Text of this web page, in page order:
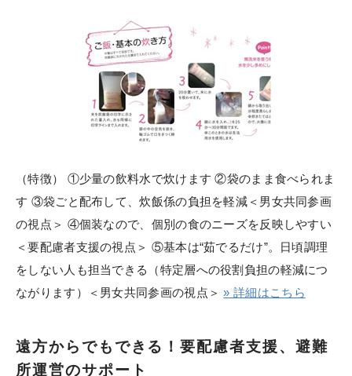
（特徴） ①少量の飲料水で炊けます ②袋のまま食べられま
す ③袋ごと配布して、炊飯係の負担を軽減＜男女共同参画
の視点＞ ④個装なので、個別の食のニーズを反映しやすい
＜要配慮者支援の視点＞ ⑤基本は“茹でるだけ”。日頃調理
をしない人も担当できる（特定層への役割負担の軽減につ
ながります）＜男女共同参画の視点＞» 詳細はこちら
遠方からでもできる！要配慮者支援、避難
所運営のサポート